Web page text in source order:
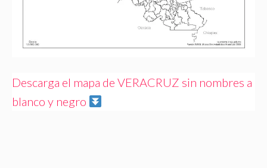
Descarga el mapa de VERACRUZ sin nombres a
blanco y negro